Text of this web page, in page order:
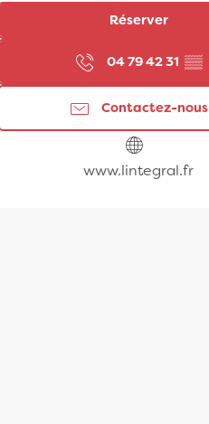
Réserver
04 79 42 31 ▒▒
Contactez-nous
www.lintegral.fr